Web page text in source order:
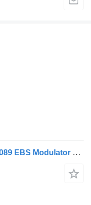
Modulateur EBS IVECO 5801496089 EBS Modulator Wabco 4800200120 Stralis/Trakker pour camion